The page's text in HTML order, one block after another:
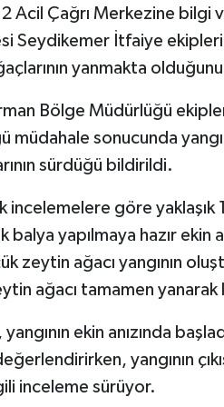
Acil Çağrı Merkezine bilgi
Seydikemer İtfaiye ekipleri
yanmakta
Bölge Müdürlüğü
müdahale sonucunda
sürdüğü bildirildi.
incelemelere göre
balya yapılmaya hazır ekin
zeytin ağacı yangının
ağacı tamamen yanarak
ekin anızında
yangının
inceleme sürüyor.